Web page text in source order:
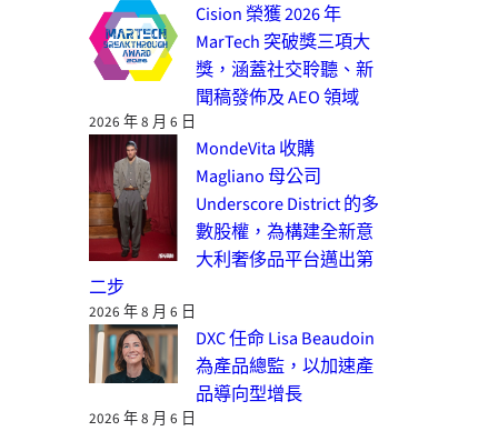
Cision 榮獲 2026 年
MarTech 突破獎三項大
獎，涵蓋社交聆聽、新
聞稿發佈及 AEO 領域
2026 年 8 月 6 日
MondeVita 收購
Magliano 母公司
Underscore District 的多
數股權，為構建全新意
大利奢侈品平台邁出第
二步
2026 年 8 月 6 日
DXC 任命 Lisa Beaudoin
為產品總監，以加速產
品導向型增長
2026 年 8 月 6 日